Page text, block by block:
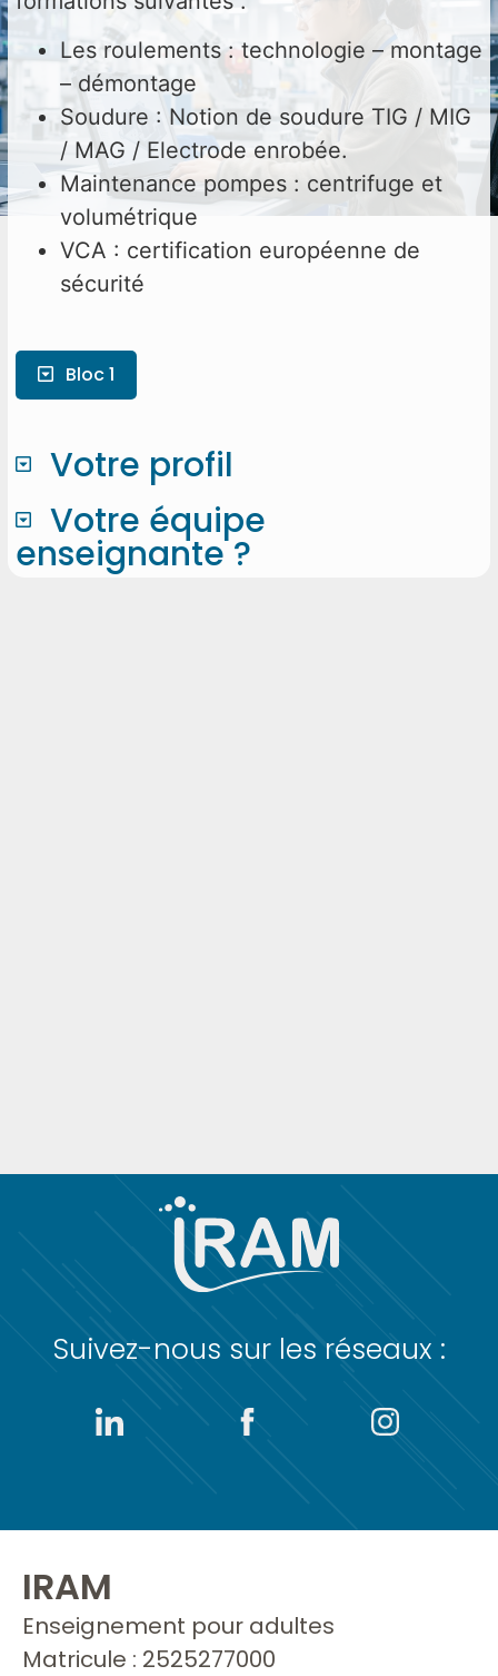
Les roulements : technologie – montage
– démontage
Soudure : Notion de soudure TIG / MIG
/ MAG / Electrode enrobée.
Maintenance pompes : centrifuge et
volumétrique
VCA : certification européenne de
sécurité
Bloc 1
Votre profil
Votre équipe
enseignante ?
Suivez-nous sur les réseaux :
IRAM
Enseignement pour adultes
Matricule : 2525277000